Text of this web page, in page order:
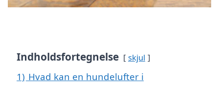
Indholdsfortegnelse skjul
1) Hvad kan en hundelufter i